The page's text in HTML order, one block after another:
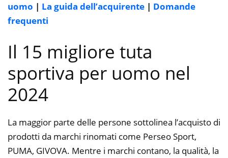
uomo | La guida dell’acquirente | Domande
frequenti
Il 15 migliore tuta
sportiva per uomo nel
2024
La maggior parte delle persone sottolinea l’acquisto di
prodotti da marchi rinomati come Perseo Sport,
PUMA, GIVOVA. Mentre i marchi contano, la qualità, la